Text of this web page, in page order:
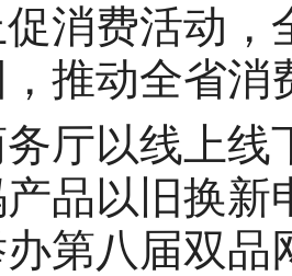
消费活动
推动全省消
以线上线
品以旧换
第八届双